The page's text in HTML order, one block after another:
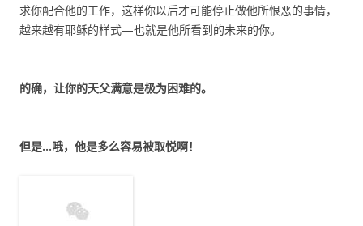
求你配合他的工作，这样你以后才可能停止做他所恨恶的事情，
越来越有耶稣的样式—也就是他所看到的未来的你。
的确，让你的天父满意是极为困难的。
但是…哦，他是多么容易被取悦啊！